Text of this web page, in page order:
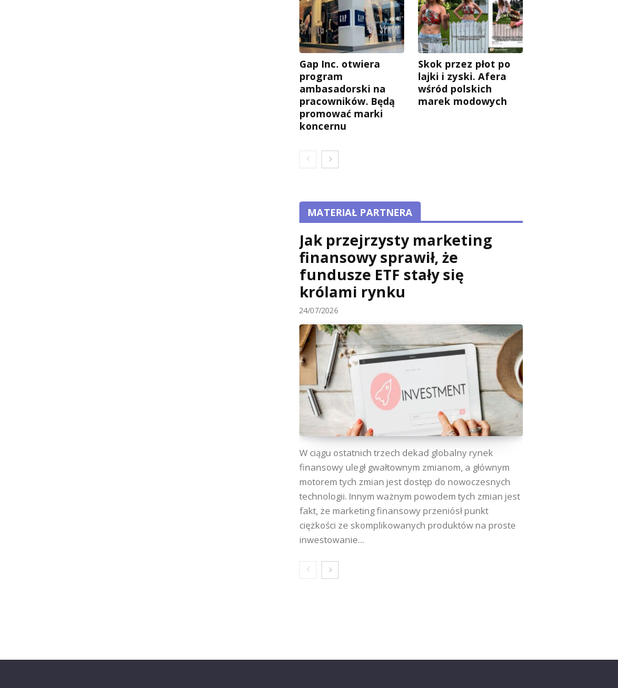
Gap Inc. otwiera
program
ambasadorski na
pracowników. Będą
promować marki
koncernu
Skok przez płot po
lajki i zyski. Afera
wśród polskich
marek modowych
MATERIAŁ PARTNERA
Jak przejrzysty marketing
finansowy sprawił, że
fundusze ETF stały się
królami rynku
24/07/2026
W ciągu ostatnich trzech dekad globalny rynek
finansowy uległ gwałtownym zmianom, a głównym
motorem tych zmian jest dostęp do nowoczesnych
technologii. Innym ważnym powodem tych zmian jest
fakt, że marketing finansowy przeniósł punkt
ciężkości ze skomplikowanych produktów na proste
inwestowanie...